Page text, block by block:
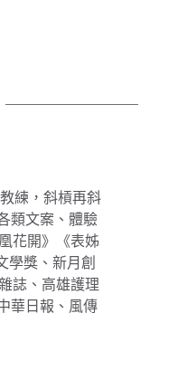
練，斜槓再斜
類文案、體驗
花開》《表姊
學獎、新月創
誌、高雄護理
華日報、風傳